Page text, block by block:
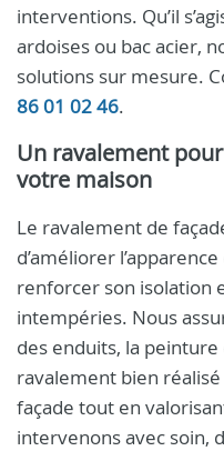
interventions. Qu’il
ardoises ou bac acier,
solutions sur mesure.
86 01 02 46.
Un ravalement
votre maison
Le ravalement de
d’améliorer
renforcer son isolation
intempéries. Nous
des enduits, la
ravalement bien
façade tout en
intervenons avec soin,